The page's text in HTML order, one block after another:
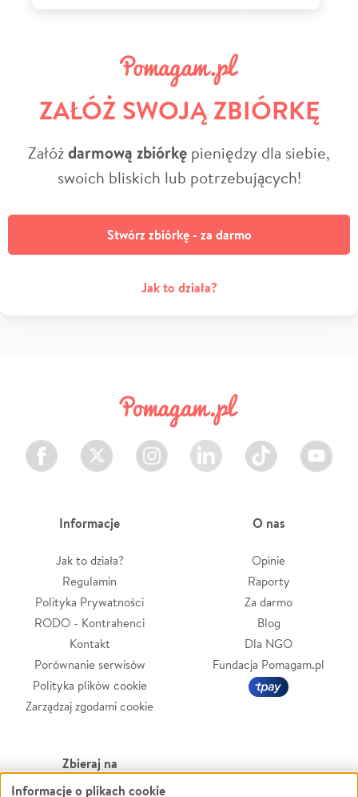
ZAŁÓŻ SWOJĄ ZBIÓRKĘ
Załóżdarmową zbiórkę pieniędzy dla siebie,
swoich bliskich lub potrzebujących!
Stwórz zbiórkę - za darmo
Jak to działa?
Facebook Twitter Instagram LinkedIn TikTok Youtube
Informacje
Jak to działa?
Regulamin
Polityka Prywatności
RODO - Kontrahenci
Kontakt
Porównanie serwisów
Polityka plików cookie
Zarządzaj zgodami cookie
O nas
Opinie
Raporty
Za darmo
Blog
Dla NGO
Fundacja Pomagam.pl
Zbieraj na
Informacje o plikach cookie